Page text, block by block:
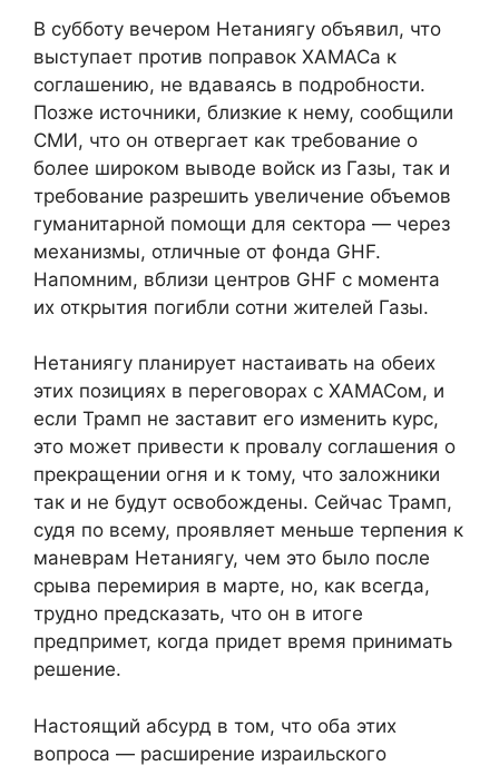
В субботу вечером Нетаниягу объявил, что
выступает против поправок ХАМАСа к
соглашению, не вдаваясь в подробности.
Позже источники, близкие к нему, сообщили
СМИ, что он отвергает как требование о
более широком выводе войск из Газы, так и
требование разрешить увеличение объемов
гуманитарной помощи для сектора — через
механизмы, отличные от фонда GHF.
Напомним, вблизи центров GHF с момента
их открытия погибли сотни жителей Газы.
Нетаниягу планирует настаивать на обеих
этих позициях в переговорах с ХАМАСом, и
если Трамп не заставит его изменить курс,
это может привести к провалу соглашения о
прекращении огня и к тому, что заложники
так и не будут освобождены. Сейчас Трамп,
судя по всему, проявляет меньше терпения к
маневрам Нетаниягу, чем это было после
срыва перемирия в марте, но, как всегда,
трудно предсказать, что он в итоге
предпримет, когда придет время принимать
решение.
Настоящий абсурд в том, что оба этих
вопроса — расширение израильского